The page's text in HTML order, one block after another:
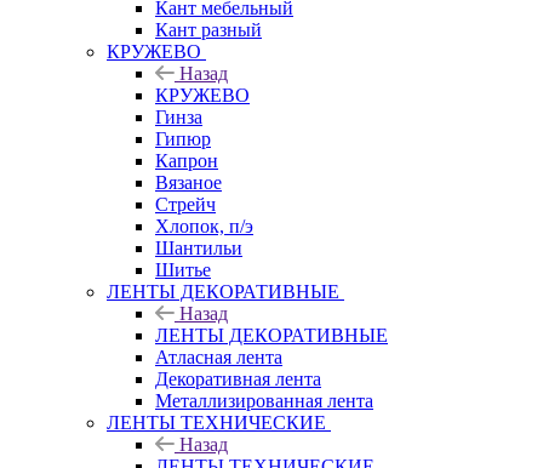
Кант мебельный
Кант разный
КРУЖЕВО
Назад
КРУЖЕВО
Гинза
Гипюр
Капрон
Вязаное
Стрейч
Хлопок, п/э
Шантильи
Шитье
ЛЕНТЫ ДЕКОРАТИВНЫЕ
Назад
ЛЕНТЫ ДЕКОРАТИВНЫЕ
Атласная лента
Декоративная лента
Металлизированная лента
ЛЕНТЫ ТЕХНИЧЕСКИЕ
Назад